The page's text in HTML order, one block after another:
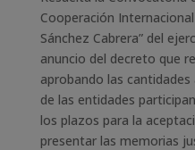
Cooperación
Sánchez Cabrera” del
anuncio del decreto que
aprobando las
de las entidades
los plazos para la
presentar las memorias